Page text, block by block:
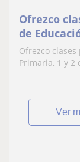
Ofrezco
de
todas las
Ofrezco
Primaria, 1 y 2
ver